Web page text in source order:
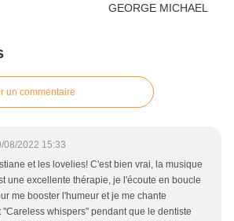
un commentaire
08/2022 15:33
et les lovelies! C'est bien vrai, la musique
une excellente thérapie, je l'écoute en boucle
me booster l'humeur et je me chante
"Careless whispers" pendant que le dentiste